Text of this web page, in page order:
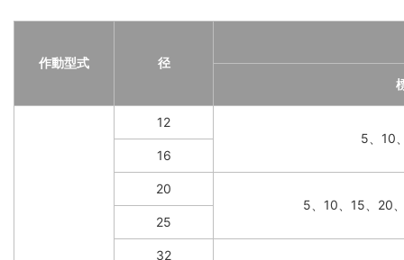
作動型式
径
12
5、10
16
20
5、10、15、20
25
32